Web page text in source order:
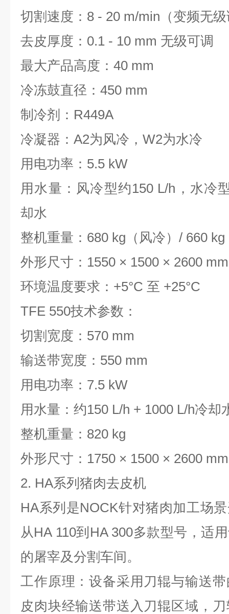
切割速度： 8 - 20 m/min （变频无
去皮厚度： 0.1 - 10 mm 无级可调
最大产品高度： 40 mm
冷冻鼓直径： 450 mm
制冷剂： R449A
冷凝器： A2为风冷， W2为水冷
用电功率： 5.5 kW
用水量：风冷型约150 L/h ，水冷
却水
整机重量： 680 kg （风冷） / 660 kg
外形尺寸： 1550 × 1500 × 2600 mm
环境温度要求： +5°C 至 +25°C
TFE 550技术参数：
切割宽度： 570 mm
输送带宽度： 550 mm
用电功率： 7.5 kW
用水量：约150 L/h + 1000 L/h冷却
整机重量： 820 kg
外形尺寸： 1750 × 1500 × 2600 mm
2. HA系列猪肉去皮机
HA系列是NOCK针对猪肉加工场
从HA 110到 HA 300多款型号，适
的屠宰及分割车间。
工作原理：设备采用刀辊与输送
皮肉块经输送带送入刀辊区域，